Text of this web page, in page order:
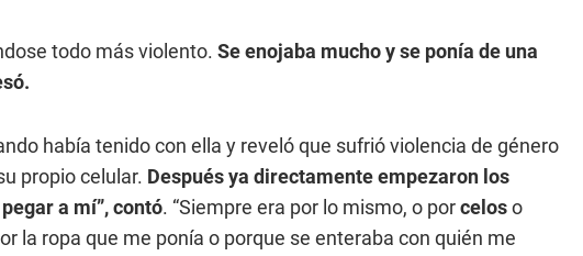
todo más violento. Se enojaba mucho y se ponía de una
había tenido con ella y reveló que sufrió violencia de género
propio celular. Después ya directamente empezaron los
a mí”, contó. “Siempre era por lo mismo, o porceloso
la ropa que me ponía o porque se enteraba con quién me